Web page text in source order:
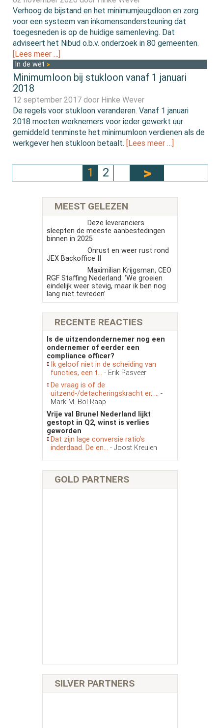
Verhoog de bijstand en het minimumjeugdloon en zorg
voor een systeem van inkomensondersteuning dat
toegesneden is op de huidige samenleving. Dat
adviseert het Nibud o.b.v. onderzoek in 80 gemeenten.
[Lees meer …]
In de wet
Minimumloon bij stukloon vanaf 1 januari
2018
12 september 2017 door Hinke Wever
De regels voor stukloon veranderen. Vanaf 1 januari
2018 moeten werknemers voor ieder gewerkt uur
gemiddeld tenminste het minimumloon verdienen als de
werkgever hen stukloon betaalt. [Lees meer …]
1 2
MEEST GELEZEN
Deze leveranciers
sleepten de meeste aanbestedingen
binnen in 2025
Onrust en weer rust rond
JEX Backoffice II
Maximilian Krijgsman, CEO
RGF Staffing Nederland: ‘We groeien
eindelijk weer stevig, maar ik ben nog
lang niet tevreden’
RECENTE REACTIES
Is de uitzendondernemer nog een
ondernemer of eerder een
compliance officer?
Ik geloof niet in de scheiding van
functies, een t... - Erik Pasveer
De vraag is of de
uitzend-/detacheringskracht er, ... -
Mark M. Bol Raap
Vrije val Brunel Nederland lijkt
gestopt in Q2, winst is verlies
geworden
Dat zijn lage conversie ratio’s
inderdaad. De en... - Joost Kreulen
GOLD PARTNERS
SILVER PARTNERS